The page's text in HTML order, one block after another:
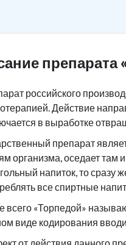
препарата
российского
Действие
в выработке
препарат
организма, оседает там
напиток, то сразу
все спиртные
всего «Торпедой»
виде кодирования